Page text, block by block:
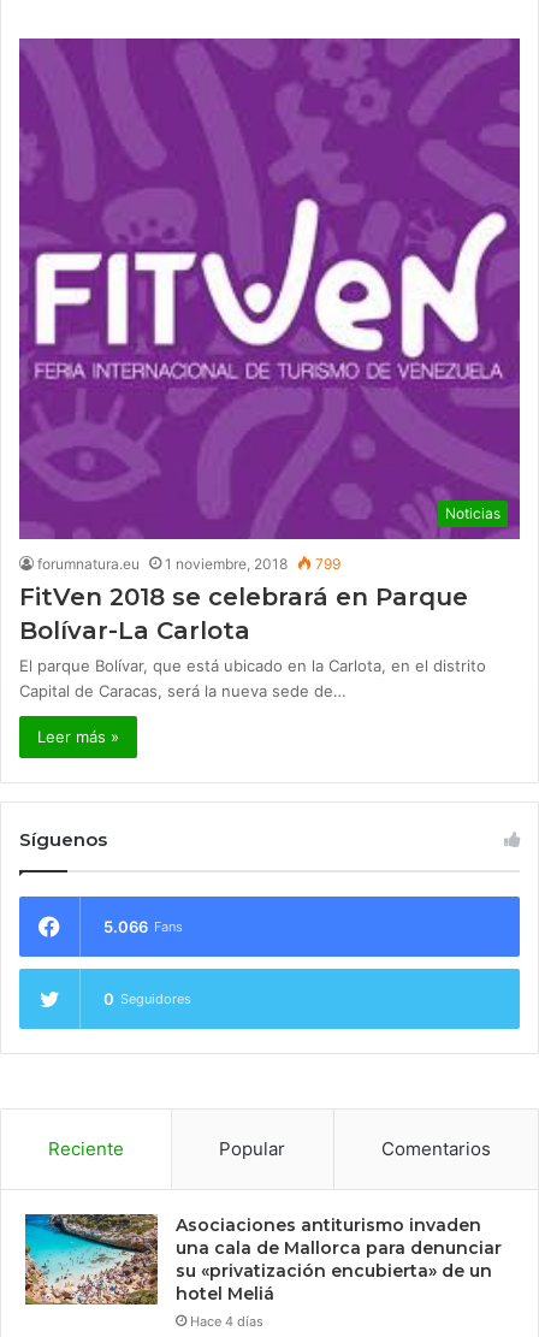
Noticias
forumnatura.eu 1 noviembre, 2018 799
FitVen 2018 se celebrará en Parque
Bolívar-La Carlota
El parque Bolívar, que está ubicado en la Carlota, en el distrito
Capital de Caracas, será la nueva sede de…
Leer más »
Síguenos
5.066 Fans
0 Seguidores
Reciente Popular Comentarios
Asociaciones antiturismo invaden
una cala de Mallorca para denunciar
su «privatización encubierta» de un
hotel Meliá
Hace 4 días